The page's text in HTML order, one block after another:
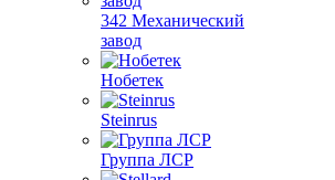
342 Механический
завод
Нобетек
Steinrus
Группа ЛСР